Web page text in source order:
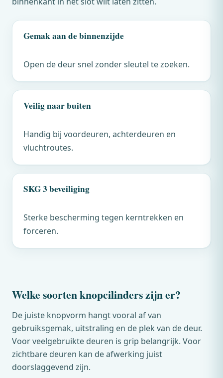
Gemak aan de binnenzijde
Open de deur snel zonder sleutel te zoeken.
Veilig naar buiten
Handig bij voordeuren, achterdeuren en
vluchtroutes.
SKG 3 beveiliging
Sterke bescherming tegen kerntrekken en
forceren.
Welke soorten knopcilinders zijn er?
De juiste knopvorm hangt vooral af van
gebruiksgemak, uitstraling en de plek van de deur.
Voor veelgebruikte deuren is grip belangrijk. Voor
zichtbare deuren kan de afwerking juist
doorslaggevend zijn.